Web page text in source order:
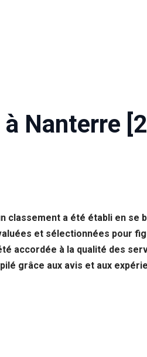
Nanterre
classement a été établi en se
et sélectionnées pour
accordée à la qualité des
grâce aux avis et aux